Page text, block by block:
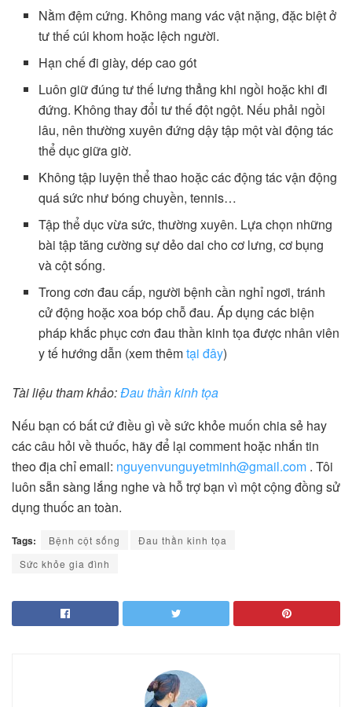
Nằm đệm cứng. Không mang vác vật nặng, đặc biệt ở
tư thế cúi khom hoặc lệch người.
Hạn chế đi giày, dép cao gót
Luôn giữ đúng tư thế lưng thẳng khi ngồi hoặc khi đi
đứng. Không thay đổi tư thế đột ngột. Nếu phải ngồi
lâu, nên thường xuyên đứng dậy tập một vài động tác
thể dục giữa giờ.
Không tập luyện thể thao hoặc các động tác vận động
quá sức như bóng chuyền, tennis…
Tập thể dục vừa sức, thường xuyên. Lựa chọn những
bài tập tăng cường sự dẻo dai cho cơ lưng, cơ bụng
và cột sống.
Trong cơn đau cấp, người bệnh cần nghỉ ngơi, tránh
cử động hoặc xoa bóp chỗ đau. Áp dụng các biện
pháp khắc phục cơn đau thần kinh tọa được nhân viên
y tế hướng dẫn (xem thêmtại đây)
Tài liệu tham khảo:Đau thần kinh tọa
Nếu bạn có bất cứ điều gì về sức khỏe muốn chia sẻ hay
các câu hỏi về thuốc, hãy để lại comment hoặc nhắn tin
theo địa chỉ email: nguyenvunguyetminh@gmail.com . Tôi
luôn sẵn sàng lắng nghe và hỗ trợ bạn vì một cộng đồng sử
dụng thuốc an toàn.
Tags: Bệnh cột sống
Đau thần kinh tọa
Sức khỏe gia đình